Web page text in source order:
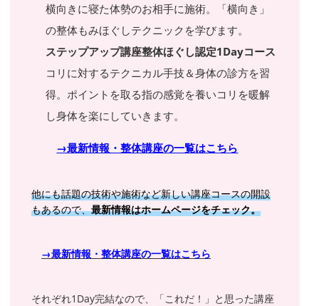
横向きに寝た体勢のお相手に施術。「横向き」
の整体もみほぐしテクニックを学びます。
ステップアップ講座整体ほぐし認定1Dayコース
コリに対するテクニカル手技＆身体の診方を習
得。ポイントを取る指の感覚を養いコリを暖解
し身体を楽にしていきます。
→最新情報・整体講座の一覧はこちら
他にも話題の技術や施術など新しい講座コースの開設
もあるので、最新情報はホームページをチェック。
→最新情報・整体講座の一覧はこちら
それぞれ1Day完結なので、「これだ！」と思った講座